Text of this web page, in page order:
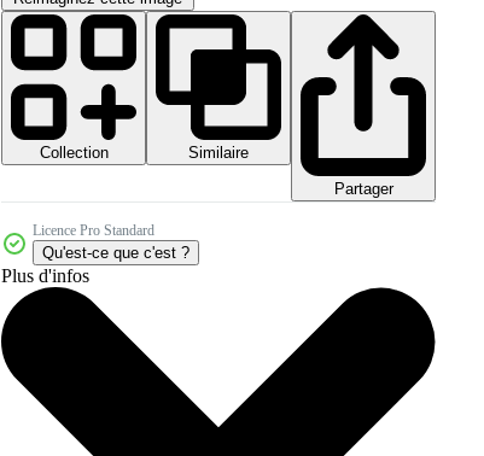
Collection
Similaire
Partager
Licence Pro Standard
Qu'est-ce que c'est ?
Plus d'infos